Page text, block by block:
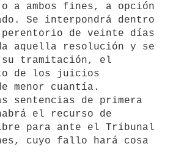
a ambos fines, a opción
Se interpondrá dentro
de veinte días
aquella resolución y se
su tramitación, el
de los juicios
menor cuantía.
el recurso de
para ante el Tribunal
cuyo fallo hará cosa